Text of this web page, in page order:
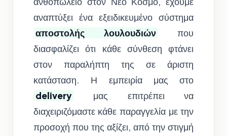
αναπτύξει ένα εξειδικευμένο σύστημα
αποστολής λουλουδιών
που
διασφαλίζει ότι κάθε σύνθεση φτάνει
στον παραλήπτη της σε άριστη
κατάσταση. Η εμπειρία μας στο
delivery
μας επιτρέπει να
διαχειριζόμαστε κάθε παραγγελία με την
προσοχή που της αξίζει, από την στιγμή